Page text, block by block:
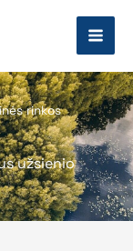
rinkos
užsienio